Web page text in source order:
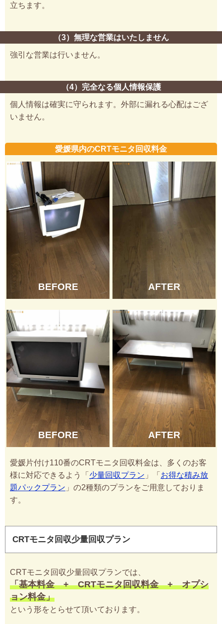
立ちます。
（3）無理な営業はいたしません
強引な営業は行いません。
（4）完全なる個人情報保護
個人情報は確実に守られます。外部に漏れる心配はござ
いません。
愛媛県内のCRTモニタ回収料金
BEFORE AFTER
BEFORE AFTER
愛媛片付け110番のCRTモニタ回収料金は、多くのお客
様に対応できるよう「 少量回収プラン 」「 お得な積み放
題パックプラン 」の2種類のプランをご用意しておりま
す。
CRTモニタ回収少量回収プラン
CRTモニタ回収少量回収プランでは、
「基本料金 + CRTモニタ回収料金 + オプシ
ョン料金」
という形をとらせて頂いております。